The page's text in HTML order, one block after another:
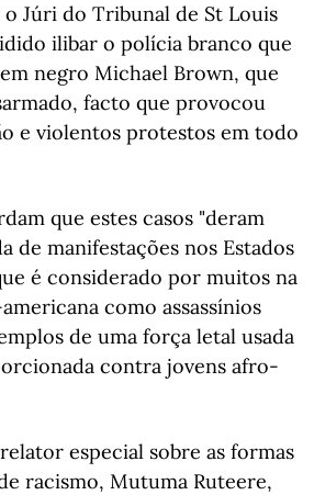
o Júri do Tribunal de St Louis
ilibar o polícia branco que
negro Michael Brown, que
facto que provocou
e violentos protestos em todo
que estes casos "deram
de manifestações nos Estados
é considerado por muitos na
como assassínios
de uma força letal usada
contra jovens afro-
especial sobre as formas
racismo, Mutuma Ruteere,